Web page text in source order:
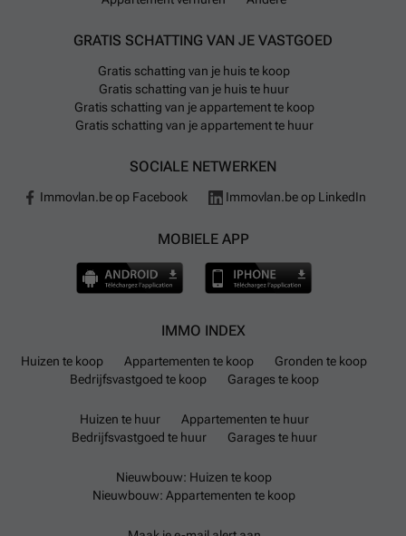
GRATIS SCHATTING VAN JE VASTGOED
Gratis schatting van je huis te koop
Gratis schatting van je huis te huur
Gratis schatting van je appartement te koop
Gratis schatting van je appartement te huur
SOCIALE NETWERKEN
Immovlan.be op Facebook Immovlan.be op LinkedIn
MOBIELE APP
IMMO INDEX
Huizen te koop Appartementen te koop
Gronden te koop
Bedrijfsvastgoed te koop
Garages te koop
Huizen te huur
Appartementen te huur
Bedrijfsvastgoed te huur
Garages te huur
Nieuwbouw: Huizen te koop
Nieuwbouw: Appartementen te koop